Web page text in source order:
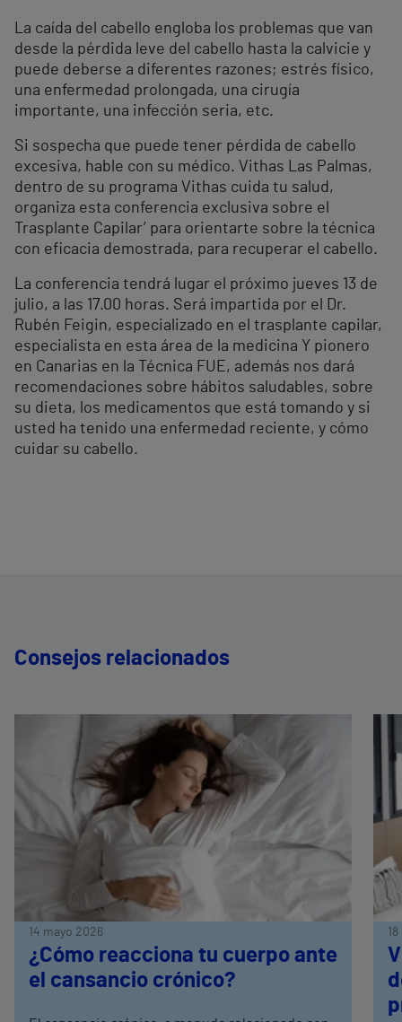
La caída del cabello engloba los problemas que van
desde la pérdida leve del cabello hasta la calvicie y
puede deberse a diferentes razones; estrés físico,
una enfermedad prolongada, una cirugía
importante, una infección seria, etc.
Si sospecha que puede tener pérdida de cabello
excesiva, hable con su médico. Vithas Las Palmas,
dentro de su programa Vithas cuida tu salud,
organiza esta conferencia exclusiva sobre el
Trasplante Capilar’ para orientarte sobre la técnica
con eficacia demostrada, para recuperar el cabello.
La conferencia tendrá lugar el próximo jueves 13 de
julio, a las 17.00 horas. Será impartida por el Dr.
Rubén Feigin, especializado en el trasplante capilar,
especialista en esta área de la medicina Y pionero
en Canarias en la Técnica FUE, además nos dará
recomendaciones sobre hábitos saludables, sobre
su dieta, los medicamentos que está tomando y si
usted ha tenido una enfermedad reciente, y cómo
cuidar su cabello.
Consejos relacionados
14 mayo 2026
¿Cómo reacciona tu cuerpo ante
el cansancio crónico?